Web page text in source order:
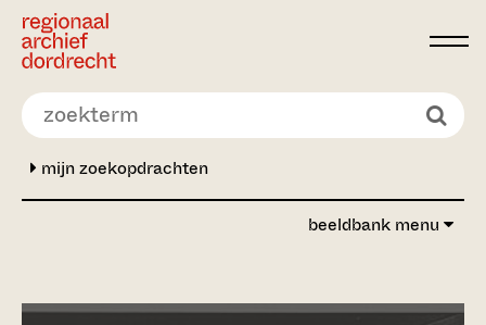
Ga direct naar de inhoud
mijn zoekopdrachten
beeldbank menu